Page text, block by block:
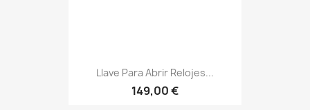
Llave Para Abrir Relojes...
149,00 €